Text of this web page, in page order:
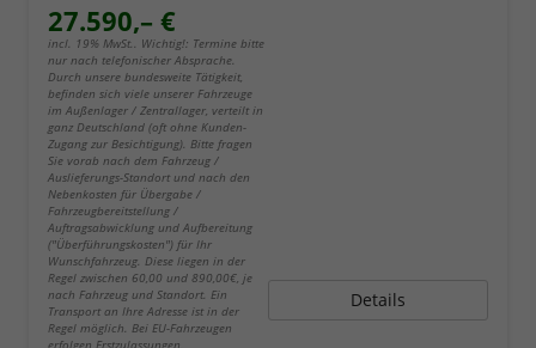
27.590,– €
incl. 19% MwSt.. Wichtig!: Termine bitte
nur nach telefonischer Absprache.
Durch unsere bundesweite Tätigkeit,
befinden sich viele unserer Fahrzeuge
im Außenlager / Zentrallager, verteilt in
ganz Deutschland (oft ohne Kunden-
Zugang zur Besichtigung). Bitte fragen
Sie vorab nach dem Fahrzeug /
Auslieferungs-Standort und nach den
Nebenkosten für Übergabe /
Fahrzeugbereitstellung /
Auftragsabwicklung und Aufbereitung
("Überführungskosten") für Ihr
Wunschfahrzeug. Diese liegen in der
Regel zwischen 60,00 und 890,00€, je
nach Fahrzeug und Standort. Ein
Transport an Ihre Adresse ist in der
Regel möglich. Bei EU-Fahrzeugen
erfolgen Erstzulassungen,
Details